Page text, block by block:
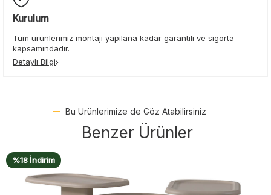
Kurulum
Tüm ürünlerimiz montajı yapılana kadar garantili ve sigorta
kapsamındadır.
Detaylı Bilgi
Bu Ürünlerimize de Göz Atabilirsiniz
Benzer Ürünler
%20 İndirim